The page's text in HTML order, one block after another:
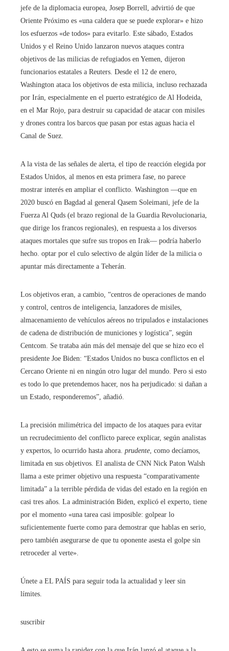
jefe de la diplomacia europea, Josep Borrell, advirtió de que
Oriente Próximo es «una caldera que se puede explorar» e hizo
los esfuerzos «de todos» para evitarlo. Este sábado, Estados
Unidos y el Reino Unido lanzaron nuevos ataques contra
objetivos de las milicias de refugiados en Yemen, dijeron
funcionarios estatales a Reuters. Desde el 12 de enero,
Washington ataca los objetivos de esta milicia, incluso rechazada
por Irán, especialmente en el puerto estratégico de Al Hodeida,
en el Mar Rojo, para destruir su capacidad de atacar con misiles
y drones contra los barcos que pasan por estas aguas hacia el
Canal de Suez.
A la vista de las señales de alerta, el tipo de reacción elegida por
Estados Unidos, al menos en esta primera fase, no parece
mostrar interés en ampliar el conflicto. Washington ―que en
2020 buscó en Bagdad al general Qasem Soleimani, jefe de la
Fuerza Al Quds (el brazo regional de la Guardia Revolucionaria,
que dirige los francos regionales), en respuesta a los diversos
ataques mortales que sufre sus tropos en Irak― podría haberlo
hecho. optar por el culo selectivo de algún líder de la milicia o
apuntar más directamente a Teherán.
Los objetivos eran, a cambio, “centros de operaciones de mando
y control, centros de inteligencia, lanzadores de misiles,
almacenamiento de vehículos aéreos no tripulados e instalaciones
de cadena de distribución de municiones y logística”, según
Centcom. Se trataba aún más del mensaje del que se hizo eco el
presidente Joe Biden: “Estados Unidos no busca conflictos en el
Cercano Oriente ni en ningún otro lugar del mundo. Pero si esto
es todo lo que pretendemos hacer, nos ha perjudicado: si dañan a
un Estado, responderemos”, añadió.
La precisión milimétrica del impacto de los ataques para evitar
un recrudecimiento del conflicto parece explicar, según analistas
y expertos, lo ocurrido hasta ahora. prudente, como decíamos,
limitada en sus objetivos. El analista de CNN Nick Paton Walsh
llama a este primer objetivo una respuesta “comparativamente
limitada” a la terrible pérdida de vidas del estado en la región en
casi tres años. La administración Biden, explicó el experto, tiene
por el momento «una tarea casi imposible: golpear lo
suficientemente fuerte como para demostrar que hablas en serio,
pero también asegurarse de que tu oponente asesta el golpe sin
retroceder al verte».
Únete a EL PAÍS para seguir toda la actualidad y leer sin
límites.
suscribir